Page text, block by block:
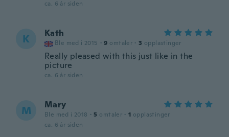
ca. 6 år siden
K Kath
Ble med i 2015 · 9 omtaler · 3 opplastinger
Really pleased with this just like in the
picture
ca. 6 år siden
M Mary
Ble med i 2018 · 5 omtaler · 1 opplastinger
ca. 6 år siden